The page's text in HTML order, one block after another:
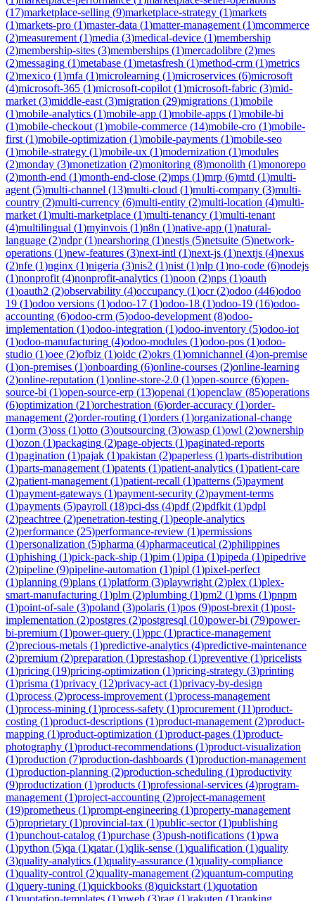
(17)marketplace-selling (9)marketplace-strategy (1)markets
(1)markets-pro (1)master-data (1)matter-management (1)mcommerce
(2)measurement (1)media (3)medical-device (1)membership
(2)membership-sites (3)memberships (1)mercadolibre (2)mes
(2)messaging (1)metabase (1)metasfresh (1)method-crm (1)metrics
(2)mexico (1)mfa (1)microlearning (1)microservices (6)microsoft
(4)microsoft-365 (1)microsoft-copilot (1)microsoft-fabric (3)mid-
market (3)middle-east (3)migration (29)migrations (1)mobile
(1)mobile-analytics (1)mobile-app (1)mobile-apps (1)mobile-bi
(1)mobile-checkout (1)mobile-commerce (14)mobile-cro (1)mobile-
first (1)mobile-optimization (1)mobile-payments (1)mobile-seo
(1)mobile-strategy (1)mobile-ux (1)modernization (1)modules
(2)monday (3)monetization (2)monitoring (8)monolith (1)monorepo
(2)month-end (1)month-end-close (2)mps (1)mrp (6)mtd (1)multi-
agent (5)multi-channel (13)multi-cloud (1)multi-company (3)multi-
country (2)multi-currency (6)multi-entity (2)multi-location (4)multi-
market (1)multi-marketplace (1)multi-tenancy (1)multi-tenant
(4)multilingual (1)myinvois (1)n8n (1)native-app (1)natural-
language (2)ndpr(1)nearshoring (1)nestjs (5)netsuite (5)network-
operations (1)new-features (3)next-intl (1)next-js (1)nextjs (4)nexus
(2)nfe (1)nginx (1)nigeria (3)nis2 (1)nist (1)nlp (1)no-code (6)nodejs
(1)nonprofit (4)nonprofit-analytics (1)noon (2)nps (1)oauth
(1)oauth2 (2)observability (4)occupancy (1)ocr(2)odoo (446)odoo
19 (1)odoo versions (1)odoo-17 (1)odoo-18 (1)odoo-19 (16)odoo-
accounting (6)odoo-crm (5)odoo-development (8)odoo-
implementation (1)odoo-integration (1)odoo-inventory (5)odoo-iot
(1)odoo-manufacturing (4)odoo-modules (1)odoo-pos (1)odoo-
studio (1)oee (2)ofbiz (1)oidc (2)okrs (1)omnichannel (4)on-premise
(1)on-premises (1)onboarding (6)online-courses (2)online-learning
(2)online-reputation (1)online-store-2.0 (1)open-source (6)open-
source-bi (1)open-source-erp (13)openai (1)openclaw (85)operations
(6)optimization (21)orchestration (6)order-accuracy (1)order-
management (2)order-routing (1)orders (1)organizational-change
(1)orm (3)oss (1)otto (3)outsourcing (3)owasp (1)owl (2)ownership
(1)ozon (1)packaging (2)page-objects (1)paginated-reports
(1)pagination (1)pajak (1)pakistan (2)paperless (1)parts-distribution
(1)parts-management (1)patents (1)patient-analytics (1)patient-care
(2)patient-management (1)patient-recall (1)patterns (5)payment
(1)payment-gateways (1)payment-security (2)payment-terms
(1)payments (5)payroll (18)pci-dss (4)pdf(2)pdfkit (1)pdpl
(2)peachtree (2)penetration-testing (1)people-analytics
(2)performance (25)performance-review (1)permissions
(1)personalization (5)pharma (4)pharmaceutical (2)philippines
(1)phishing (1)pick-pack-ship (1)pim (1)pipa (1)pipeda (1)pipedrive
(2)pipeline (9)pipeline-automation (1)pipl (1)pixel-perfect
(1)planning (9)plans (1)platform (3)playwright (2)plex (1)plex-
smart-manufacturing (1)plm (2)plumbing (1)pm2 (1)pms (1)pnpm
(1)point-of-sale (3)poland (3)polaris (1)pos (9)post-brexit (1)post-
implementation (2)postgres (2)postgresql (10)power-bi (79)power-
bi-premium (1)power-query (1)ppc (1)practice-management
(2)precious-metals (1)predictive-analytics (4)predictive-maintenance
(2)premium (2)preparation (1)prestashop (1)preventive (1)pricelists
(1)pricing (19)pricing-optimization (1)pricing-strategy (3)printing
(1)prisma (1)privacy (12)privacy-act (1)privacy-by-design
(1)process (2)process-improvement (1)process-management
(1)process-mining (1)process-safety (1)procurement (11)product-
costing (1)product-descriptions (1)product-management (2)product-
mapping (1)product-optimization (1)product-pages (1)product-
photography (1)product-recommendations (1)product-visualization
(1)production (7)production-dashboards (1)production-management
(1)production-planning (2)production-scheduling (1)productivity
(9)productization (1)products (1)professional-services (4)program-
management (1)project-accounting (2)project-management
(19)prometheus (1)prompt-engineering (1)property-management
(5)proprietary (1)provincial-tax (1)public-sector(1)publishing
(1)punchout-catalog (1)purchase (3)push-notifications (1)pwa
(1)python (5)qa (1)qatar(1)qlik-sense (1)qualification (1)quality
(3)quality-analytics (1)quality-assurance (1)quality-compliance
(1)quality-control (2)quality-management (2)quantum-computing
(1)query-tuning (1)quickbooks (8)quickstart (1)quotation
(1)quotation-templates (1)qweb (3)rag (1)rakuten (1)ranking